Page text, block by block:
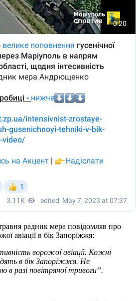
радник мера повідомляв про
авіації в бік Запоріжжя:
ворожої авіації. Кожні
в бік Запоріжжя. Не
в разі повітряної тривоги”.